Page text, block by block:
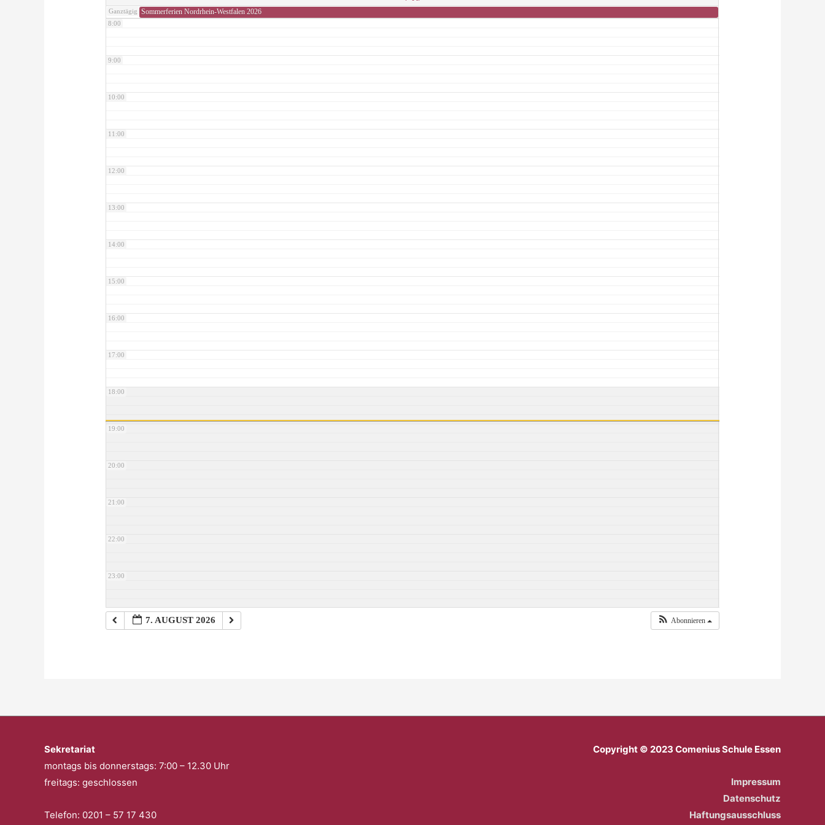
Ganztägig Sommerferien Nordrhein-Westfalen 2026
8:00
9:00
10:00
11:00
12:00
13:00
14:00
15:00
16:00
17:00
18:00
19:00
20:00
21:00
22:00
23:00
7. AUGUST 2026 Abonnieren
Sekretariat
montags bis donnerstags: 7:00 – 12.30 Uhr
freitags: geschlossen
Telefon: 0201 – 57 17 430
Copyright © 2023 Comenius Schule Essen
Impressum
Datenschutz
Haftungsausschluss